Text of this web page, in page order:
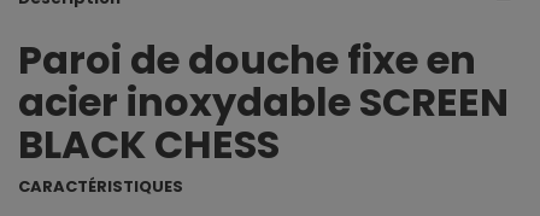
Paroi de douche fixe en
acier inoxydable SCREEN
BLACK CHESS
CARACTÉRISTIQUES